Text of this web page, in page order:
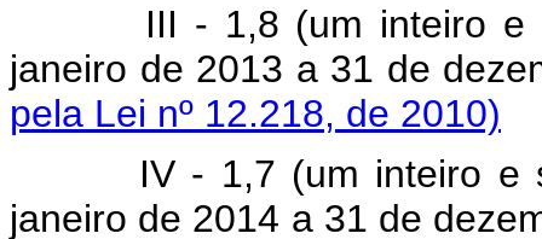
III - 1,8 (um inteiro e
janeiro de 2013 a 31 de
pela Lei nº 12.218, de 2010)
IV - 1,7 (um inteiro e
janeiro de 2014 a 31 de